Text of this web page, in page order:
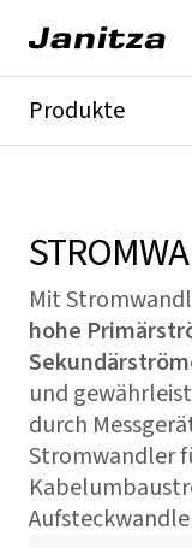
Produkte
Differenzstrom
Stromwandler
Module
Alle
Mit
hohe
und
durch
Stromwandler